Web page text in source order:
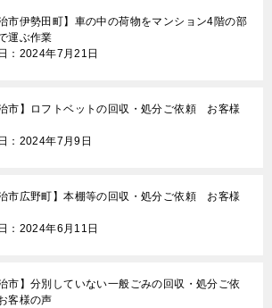
治市伊勢田町】車の中の荷物をマンション4階の部
運ぶ作業
：2024年7月21日
治市】ロフトベットの回収・処分ご依頼 お客様
：2024年7月9日
治市広野町】本棚等の回収・処分ご依頼 お客様
：2024年6月11日
治市】分別していない一般ごみの回収・処分ご依
客様の声